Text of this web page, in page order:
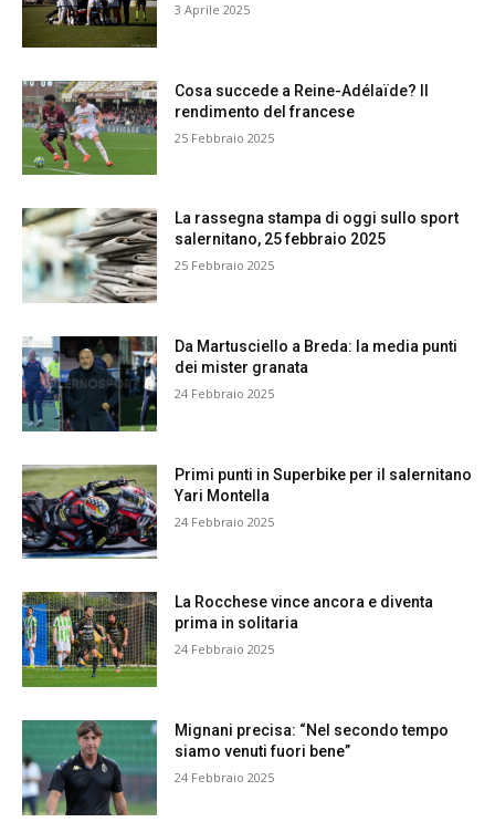
3 Aprile 2025
Cosa succede a Reine-Adélaïde? Il
rendimento del francese
25 Febbraio 2025
La rassegna stampa di oggi sullo sport
salernitano, 25 febbraio 2025
25 Febbraio 2025
Da Martusciello a Breda: la media punti
dei mister granata
24 Febbraio 2025
Primi punti in Superbike per il salernitano
Yari Montella
24 Febbraio 2025
La Rocchese vince ancora e diventa
prima in solitaria
24 Febbraio 2025
Mignani precisa: “Nel secondo tempo
siamo venuti fuori bene”
24 Febbraio 2025